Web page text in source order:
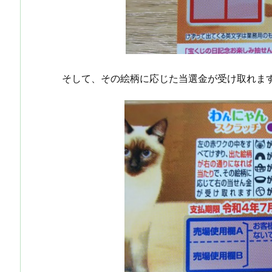
そして、その絵柄に応じた当選金が受け取れま